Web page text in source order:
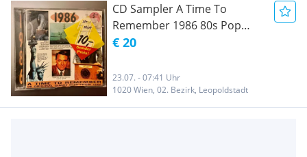
CD Sampler A Time To
Remember 1986 80s Pop
Synthie selten
€ 20
23.07. - 07:41 Uhr
1020 Wien, 02. Bezirk, Leopoldstadt